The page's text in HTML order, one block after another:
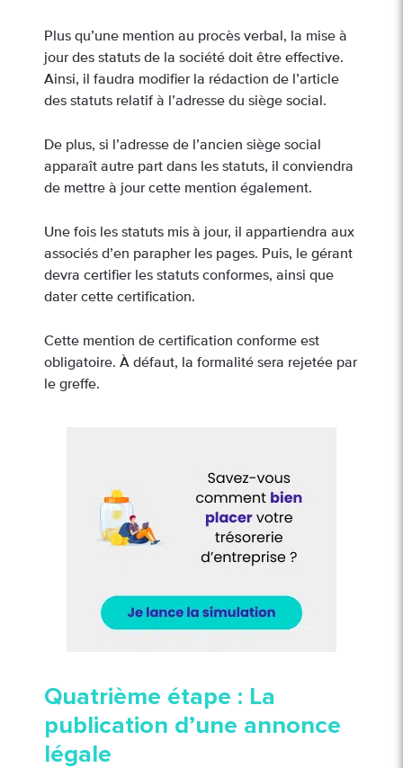
Plus qu’une mention au procès verbal, la mise à
jour des statuts de la société doit être effective.
Ainsi, il faudra modifier la rédaction de l’article
des statuts relatif à l’adresse du siège social.
De plus, si l’adresse de l’ancien siège social
apparaît autre part dans les statuts, il conviendra
de mettre à jour cette mention également.
Une fois les statuts mis à jour, il appartiendra aux
associés d’en parapher les pages. Puis, le gérant
devra certifier les statuts conformes, ainsi que
dater cette certification.
Cette mention de certification conforme est
obligatoire. À défaut, la formalité sera rejetée par
le greffe.
Quatrième étape : La
publication d’une annonce
légale